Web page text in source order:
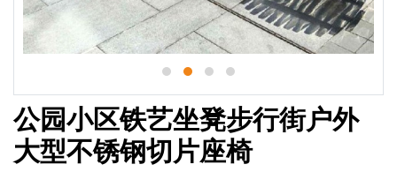
公园小区铁艺坐凳步行街户外
大型不锈钢切片座椅